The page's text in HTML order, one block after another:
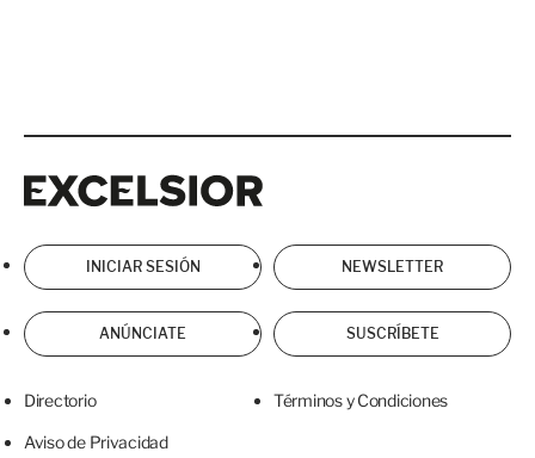
INICIAR SESIÓN NEWSLETTER
ANÚNCIATE SUSCRÍBETE
Directorio Términos y Condiciones
Aviso de Privacidad